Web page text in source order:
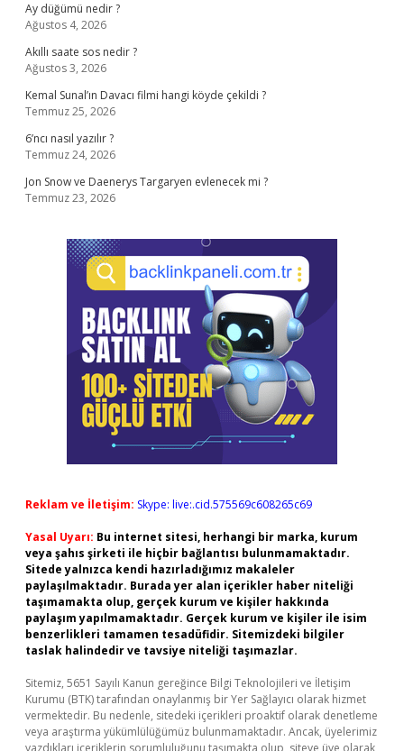
Ay düğümü nedir ?
Ağustos 4, 2026
Akıllı saate sos nedir ?
Ağustos 3, 2026
Kemal Sunal’ın Davacı filmi hangi köyde çekildi ?
Temmuz 25, 2026
6’ncı nasıl yazılır ?
Temmuz 24, 2026
Jon Snow ve Daenerys Targaryen evlenecek mi ?
Temmuz 23, 2026
Reklam ve İletişim: Skype: live:.cid.575569c608265c69
Yasal Uyarı: Bu internet sitesi, herhangi bir marka, kurum
veya şahıs şirketi ile hiçbir bağlantısı bulunmamaktadır.
Sitede yalnızca kendi hazırladığımız makaleler
paylaşılmaktadır. Burada yer alan içerikler haber niteliği
taşımamakta olup, gerçek kurum ve kişiler hakkında
paylaşım yapılmamaktadır. Gerçek kurum ve kişiler ile isim
benzerlikleri tamamen tesadüfidir. Sitemizdeki bilgiler
taslak halindedir ve tavsiye niteliği taşımazlar.
Sitemiz, 5651 Sayılı Kanun gereğince Bilgi Teknolojileri ve İletişim
Kurumu (BTK) tarafından onaylanmış bir Yer Sağlayıcı olarak hizmet
vermektedir. Bu nedenle, sitedeki içerikleri proaktif olarak denetleme
veya araştırma yükümlülüğümüz bulunmamaktadır. Ancak, üyelerimiz
yazdıkları içeriklerin sorumluluğunu taşımakta olup, siteye üye olarak